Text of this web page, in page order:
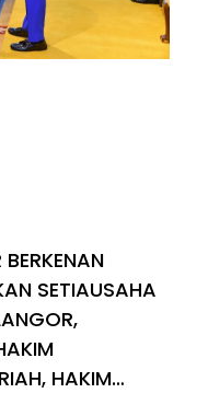
SETIAUSAHA
HAKIM